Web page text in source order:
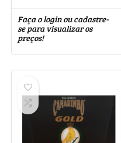
Faça o login ou cadastre-
se para visualizar os
preços!